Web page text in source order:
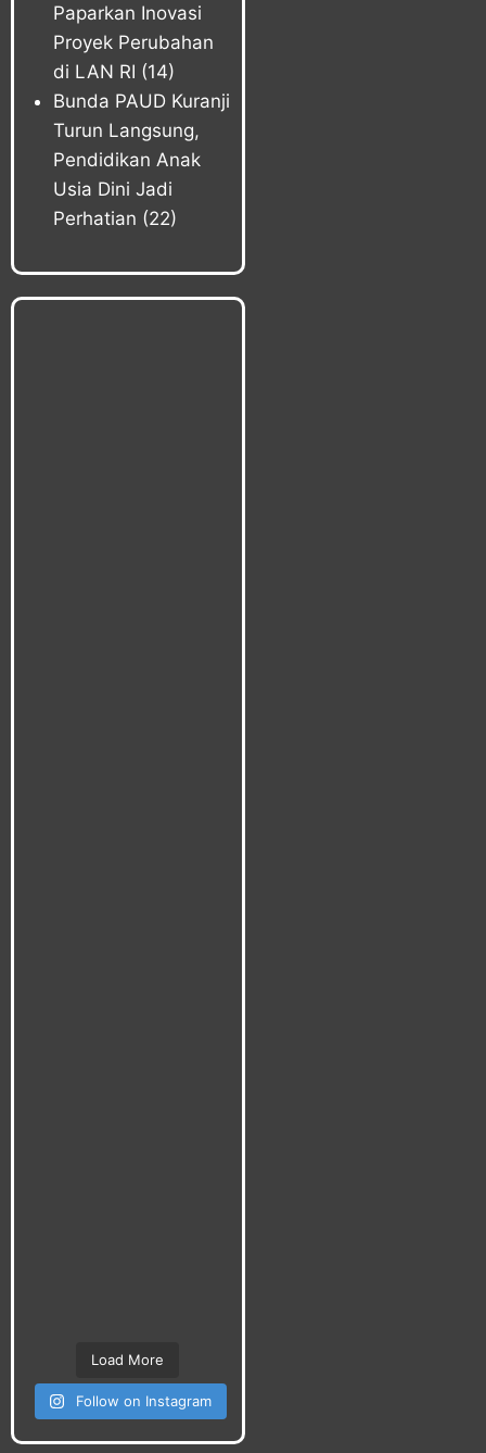
Paparkan Inovasi
Proyek Perubahan
di LAN RI (14)
Bunda PAUD Kuranji
Turun Langsung,
Pendidikan Anak
Usia Dini Jadi
Perhatian (22)
Load More
Follow on Instagram